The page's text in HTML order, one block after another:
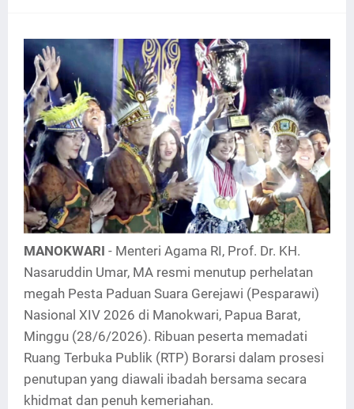
MANOKWARI - Menteri Agama RI, Prof. Dr. KH.
Nasaruddin Umar, MA resmi menutup perhelatan
megah Pesta Paduan Suara Gerejawi (Pesparawi)
Nasional XIV 2026 di Manokwari, Papua Barat,
Minggu (28/6/2026). Ribuan peserta memadati
Ruang Terbuka Publik (RTP) Borarsi dalam prosesi
penutupan yang diawali ibadah bersama secara
khidmat dan penuh kemeriahan.